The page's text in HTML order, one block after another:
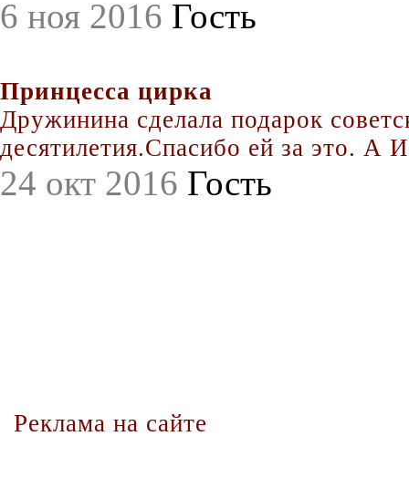
6 ноя 2016 Гость
Принцесса цирка
Дружинина сделала подарок
десятилетия.Спасибо ей за это. А
24 окт 2016 Гость
Реклама на сайте